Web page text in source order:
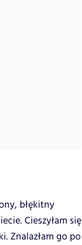
błękitny
Cieszyłam się
Znalazłam go po